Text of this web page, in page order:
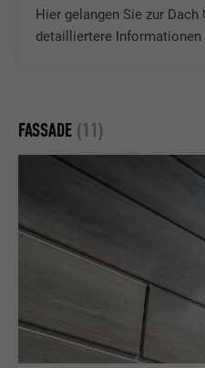
Hier gelangen Sie zur
detailliertere Informationen
FASSADE (11)